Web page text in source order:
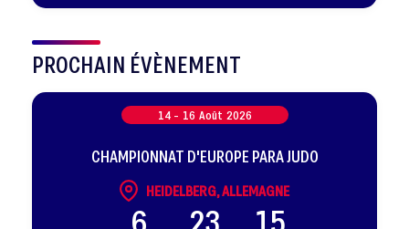
PROCHAIN ÉVÈNEMENT
14 - 16 Août 2026
CHAMPIONNAT D'EUROPE PARA JUDO
HEIDELBERG, ALLEMAGNE
6 23 15